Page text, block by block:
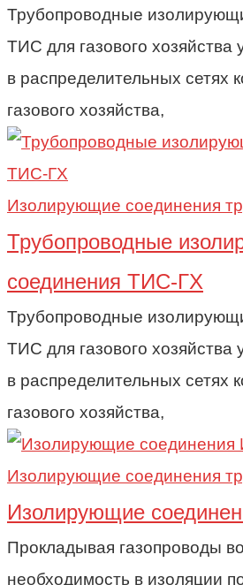
Трубопроводные
ТИС для газового хозяйства
в распределительных сетях
газового хозяйства,
Изолирующие соединения
Трубопроводные
соединения ТИС-ГХ
Трубопроводные
ТИС для газового хозяйства
в распределительных сетях
газового хозяйства,
Изолирующие соединения
Изолирующие
Прокладывая газопроводы
необходимость в изоляции